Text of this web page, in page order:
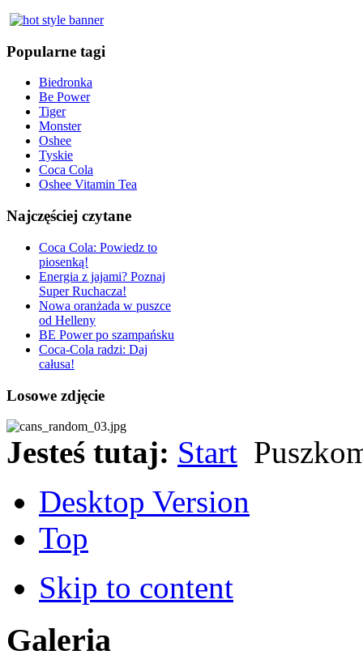
Popularne tagi
Biedronka
Be Power
Tiger
Monster
Oshee
Tyskie
Coca Cola
Oshee Vitamin Tea
Najczęściej czytane
Coca Cola: Powiedz to
piosenką!
Energia z jajami? Poznaj
Super Ruchacza!
Nowa oranżada w puszce
od Helleny
BE Power po szampańsku
Coca-Cola radzi: Daj
całusa!
Losowe zdjęcie
Jesteś tutaj: Start
Desktop Version
Top
Skip to content
Galeria